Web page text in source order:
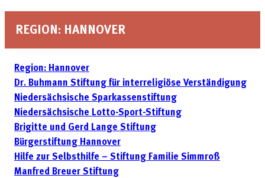
REGION: HANNOVER
Region: Hannover
Dr. Buhmann Stiftung für interreligiöse Verständigung
Niedersächsische Sparkassenstiftung
Niedersächsische Lotto-Sport-Stiftung
Brigitte und Gerd Lange Stiftung
Bürgerstiftung Hannover
Hilfe zur Selbsthilfe – Stiftung Familie Simmroß
Manfred Breuer Stiftung